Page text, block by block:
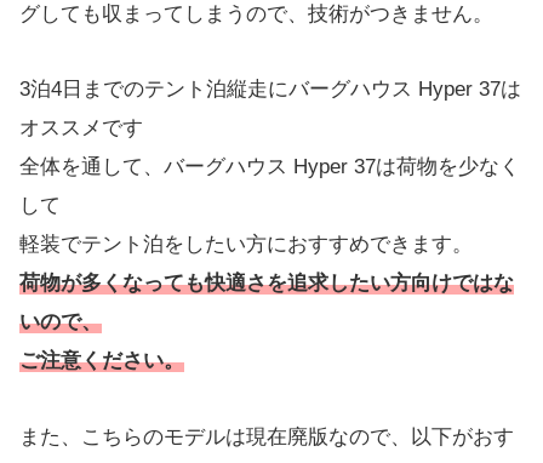
グしても収まってしまうので、技術がつきません。
3泊4日までのテント泊縦走にバーグハウス Hyper 37は
オススメです
全体を通して、バーグハウス Hyper 37は荷物を少なく
して
軽装でテント泊をしたい方におすすめできます。
荷物が多くなっても快適さを追求したい方向けではな
いので、
ご注意ください。
また、こちらのモデルは現在廃版なので、以下がおす